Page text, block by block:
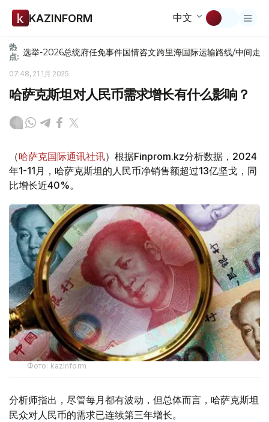
KAZINFORM 中文
热
点: 选举-2026总统府任免事件国情咨文跨里海国际运输路线/中间走廊
07:48, 21 1月 2025
哈萨克斯坦对人民币需求增长有什么影响？
（哈萨克国际通讯社讯）根据Finprom.kz分析数据，2024
年1-11月，哈萨克斯坦的人民币净销售额超过13亿坚戈，同
比增长近40%。
Фото: kazinform
分析师指出，尽管每月都有波动，但总体而言，哈萨克斯坦
民众对人民币的需求已连续第三年增长。